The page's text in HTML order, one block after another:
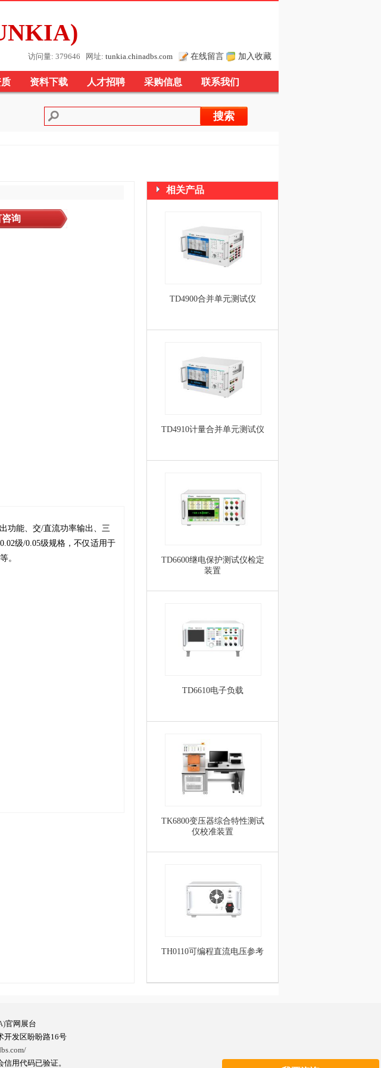
访问量: 379646 网址: tunkia.chinadbs.com 在线留言 加入收藏
资料下载 人才招聘 采购信息 联系我们
咨询
功能、交/直流功率输出、三
级/0.05级规格，不仅适用于
。
相关产品
TD4900合并单元测试仪
TD4910计量合并单元测试仪
TD6600继电保护测试仪检定
装置
TD6610电子负载
TK6800变压器综合特性测试
仪校准装置
TH0110可编程直流电压参考
官网展台
开发区盼盼路16号
用代码已验证。